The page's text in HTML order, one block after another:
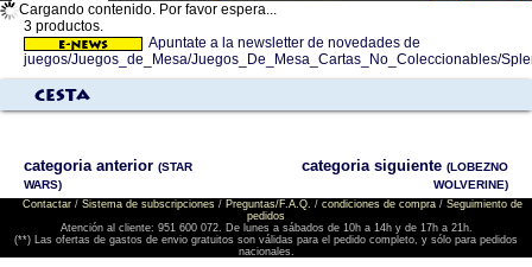
Cargando contenido. Por favor espera...
3 productos.
Apuntate a la newsletter de novedades de
juegos/Juegos_de_Mesa/Juegos_De_Mesa_Cartas_No_Coleccionables/
Cesta
categoria anterior (STAR
WARS)
categoria siguiente (LOBEZNO
WOLVERINE)
Contactar/ Sistema de subscripciones/ Preguntas/F.A.Q. / condiciones de compra/ Seguimiento de
pedidos
Atención al cliente: 951 600 072. De lunes a sábados de 10h a 14h y de 17h a 21h.
(**) Las ofertas de gastos de envio gratuitos son válidas para el pedido completo, y sólo para pedidos
nacionales.